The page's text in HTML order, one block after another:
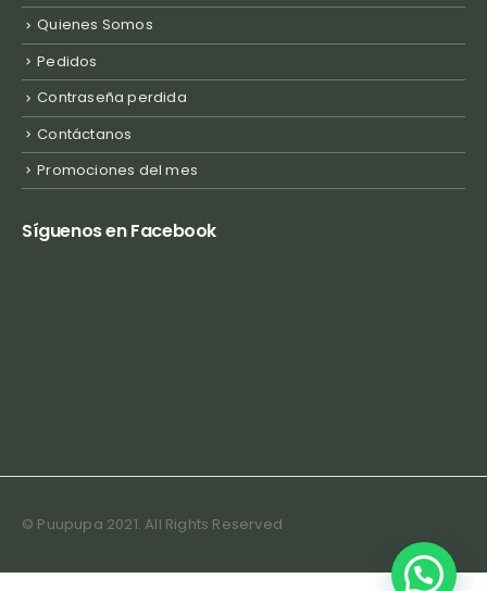
Quienes Somos
Pedidos
Contraseña perdida
Contáctanos
Promociones del mes
Síguenos en Facebook
© Puupupa 2021. All Rights Reserved